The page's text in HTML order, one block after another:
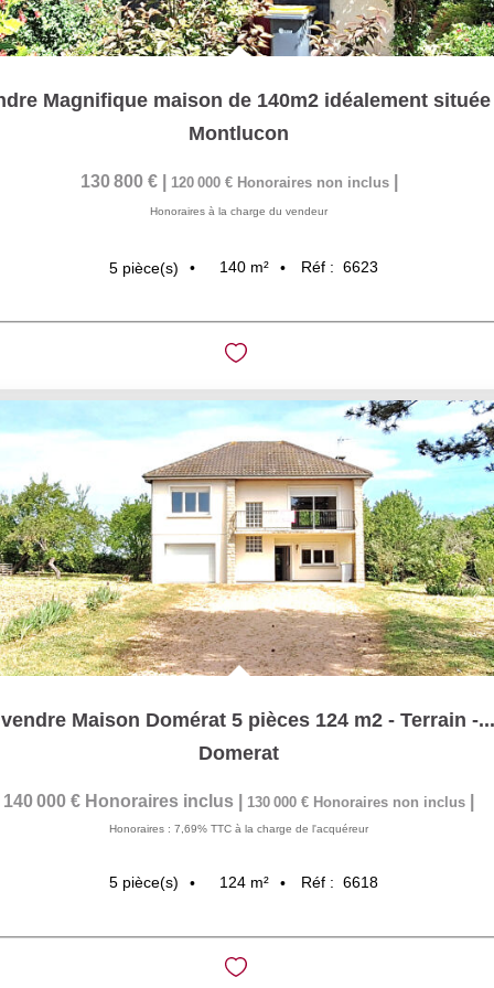
Magnifique maison de 140m2 idéalement située
Montlucon
130 800 € 120 000 € Honoraires non inclus
Honoraires à la charge du vendeur
5 pièce(s) 140 m² Réf : 6623
Maison Domérat 5 pièces 124 m2 - Terrain -...
Domerat
140 000 € Honoraires inclus 130 000 € Honoraires non inclus
Honoraires : 7,69% TTC à la charge de l'acquéreur
5 pièce(s) 124 m² Réf : 6618